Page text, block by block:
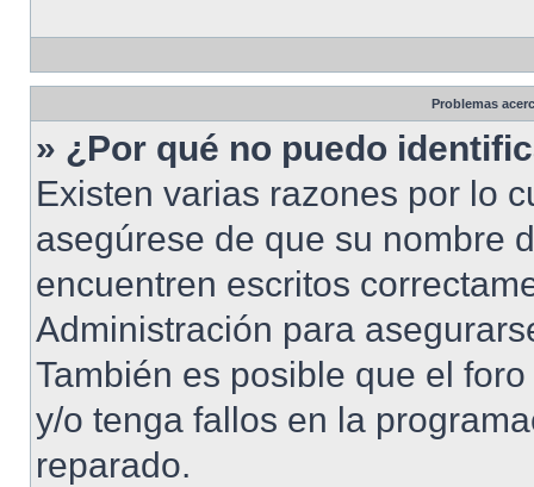
Problemas
» ¿Por qué no puedo
Existen varias razones por lo
asegúrese de que su nombre
encuentren escritos
Administración para
También es posible que el
y/o tenga fallos en la
reparado.